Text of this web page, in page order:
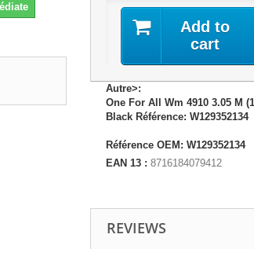
Add to
cart
Autre>:
One For All Wm 4910 3.05 M
Black Référence: W129352134
Référence OEM: W129352134
EAN 13 : 8716184079412
REVIEWS